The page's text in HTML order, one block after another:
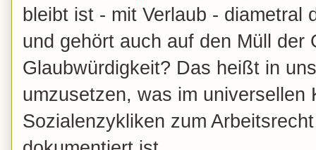
bleibt ist - mit Verlaub - diametral
und gehört auch auf den Müll der
Glaubwürdigkeit? Das heißt in
umzusetzen, was im
Sozialenzykliken zum